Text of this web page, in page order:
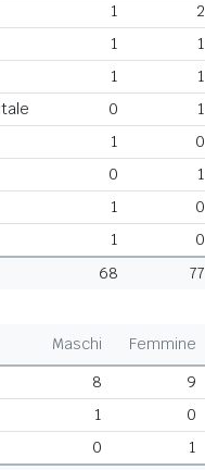
1 2
1 1
1 1
0 1
1 0
0 1
1 0
1 0
68 77
Maschi Femmine
8 9
1 0
0 1